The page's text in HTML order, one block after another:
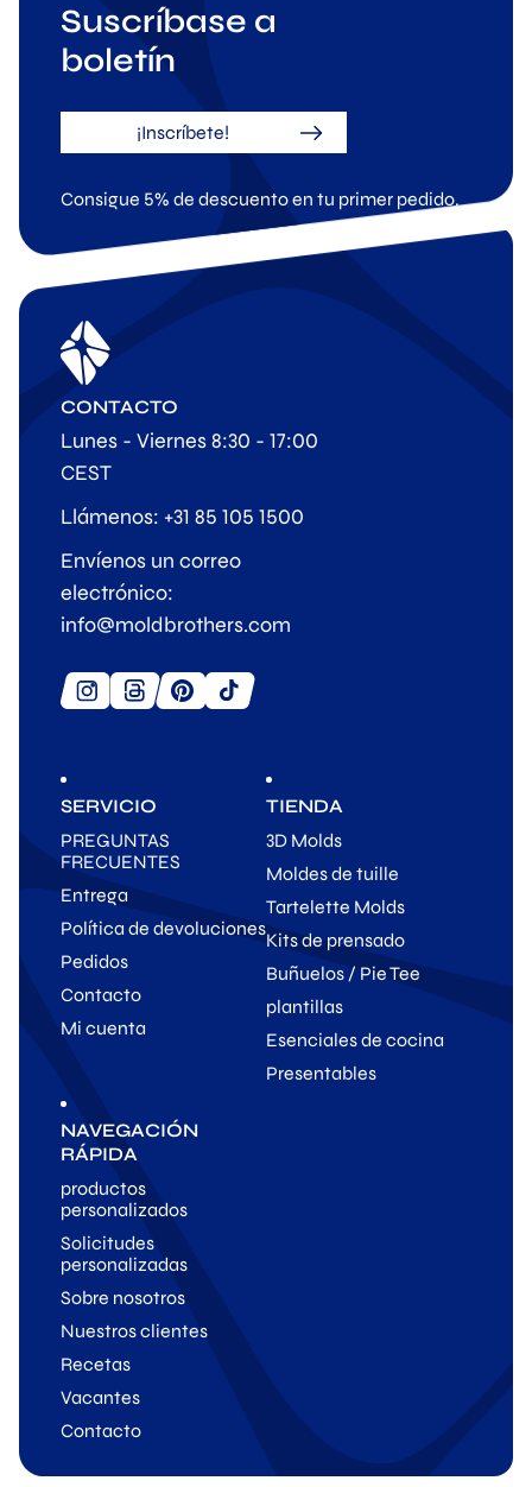
Suscríbase a
boletín
¡Inscríbete!
Consigue 5% de descuento en tu primer pedido.
SERVICIO
PREGUNTAS
FRECUENTES
Entrega
Política de devoluciones
Pedidos
Contacto
Mi cuenta
TIENDA
3D Molds
Moldes de tuille
Tartelette Molds
Kits de prensado
Buñuelos / Pie Tee
plantillas
Esenciales de cocina
Presentables
NAVEGACIÓN
RÁPIDA
productos
personalizados
Solicitudes
personalizadas
Sobre nosotros
Nuestros clientes
Recetas
Vacantes
Contacto
CONTACTO
Lunes - Viernes 8:30 - 17:00
CEST
Llámenos: +31 85 105 1500
Envíenos un correo
electrónico:
info@moldbrothers.com